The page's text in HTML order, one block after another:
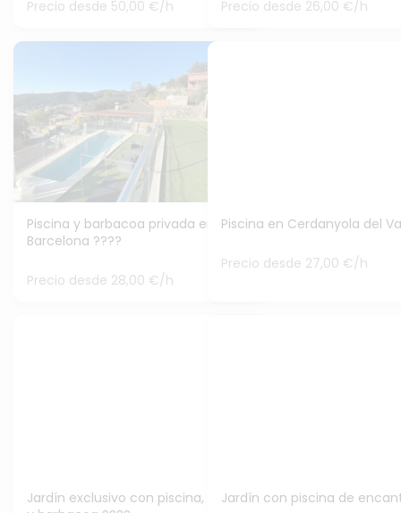
Precio desde 50,00 €/h Precio desde 26,00 €/h
Piscina y barbacoa privada en
Barcelona ????
Precio desde 28,00 €/h
Piscina en Cerdanyola del
Precio desde 27,00 €/h
Jardín exclusivo con piscina, pádelJardín con piscina de